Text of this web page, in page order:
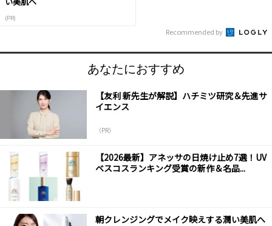
(PR)
Recommended by
あなたにおすすめ
【友利 新先生が解説】ハチミツ研究＆先進サ
イエンス
（PR）
【2026最新】アネッサの日焼け止め7選！UV
ベスコスランキング受賞の新作＆名品...
朝クレンジングでメイク映えする潤い美肌へ